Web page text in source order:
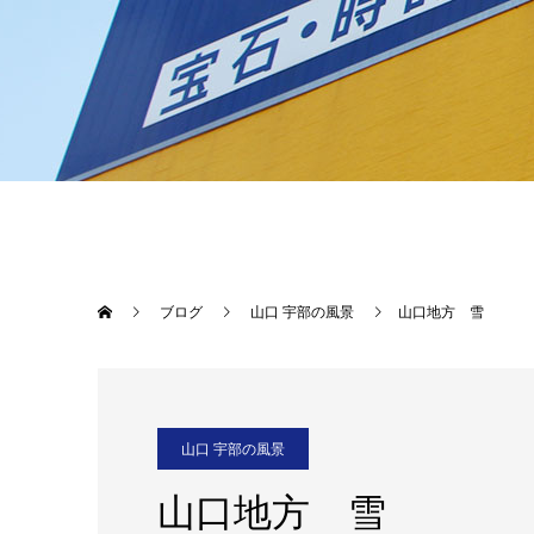
ブログ 山口 宇部の風景 山口地方 雪
山口 宇部の風景
山口地方 雪